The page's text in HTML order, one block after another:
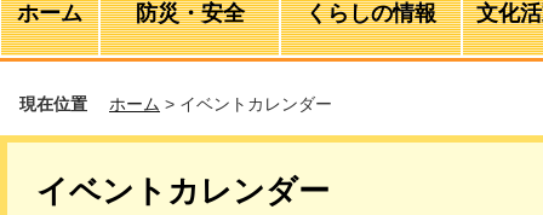
ホーム 防災・安全 くらしの情報 文化
現在位置 ホーム > イベントカレンダー
イベントカレンダー